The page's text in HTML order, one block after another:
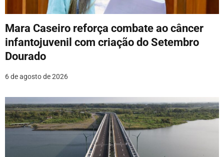
o
s
Mara Caseiro reforça combate ao câncer
infantojuvenil com criação do Setembro
Dourado
6 de agosto de 2026